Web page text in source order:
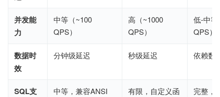
并发能
力
中等（~100
QPS）
高（~1000
QPS）
低-中等
QPS）
数据时
效
分钟级延迟 秒级延迟 依赖数
SQL支
中等，兼容ANSI
有限，自定义函
完整，